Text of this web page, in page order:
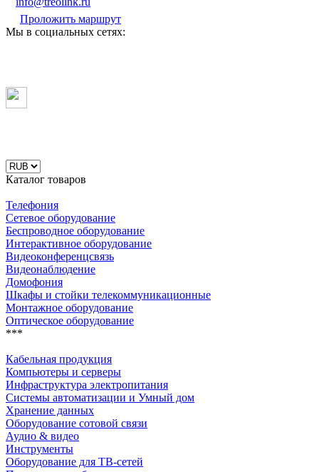
Проложить маршрут
Мы в социальных сетях:
Каталог товаров
Телефония
Сетевое оборудование
Беспроводное оборудование
Интерактивное оборудование
Видеоконференцсвязь
Видеонаблюдение
Домофония
Шкафы и стойки телекоммуникационные
Монтажное оборудование
Оптическое оборудование
***
Кабельная продукция
Компьютеры и серверы
Инфраструктура электропитания
Системы автоматизации и Умный дом
Хранение данных
Оборудование сотовой связи
Аудио & видео
Инструменты
Оборудование для ТВ-сетей